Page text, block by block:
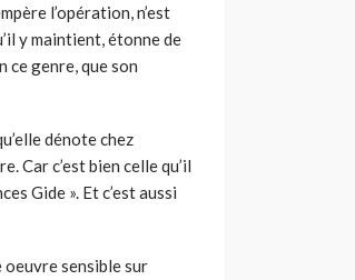
l’opération, n’est
y maintient, étonne de
ce genre, que son
dénote chez
Car c’est bien celle qu’il
Gide ». Et c’est aussi
oeuvre sensible sur